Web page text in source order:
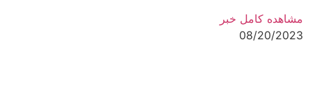
مشاهده کامل خبر
08/20/2023